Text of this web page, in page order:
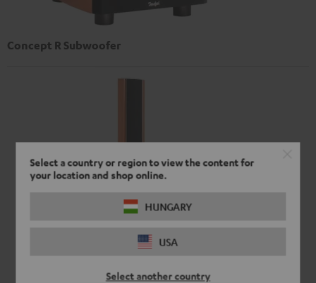
Select a country or region to view the content for
your location and shop online.
HUNGARY
USA
Select another country
Concept R Subwoofer